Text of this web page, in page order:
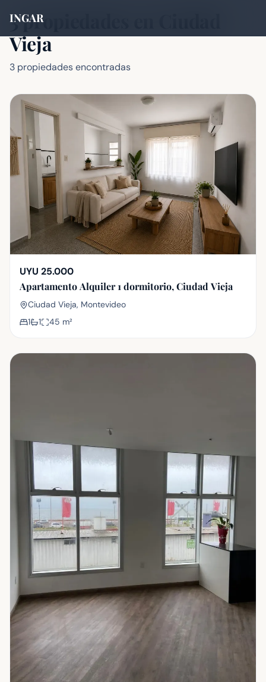
INGAR
3 propiedades en Ciudad
Vieja
3 propiedades encontradas
UYU 25.000
Apartamento Alquiler 1 dormitorio, Ciudad Vieja
Ciudad Vieja, Montevideo
1
1 45 m²